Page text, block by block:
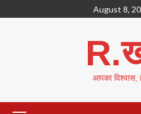
to
August 8,
आपका विश्वास,